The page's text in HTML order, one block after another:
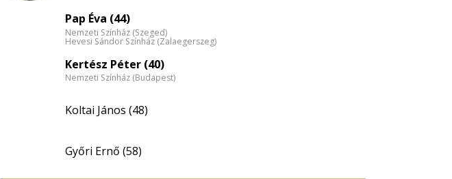
Pap Éva (44)
Nemzeti Színház (Szeged)
Hevesi Sándor Színház (Zalaegerszeg)
Kertész Péter (40)
Nemzeti Színház (Budapest)
Koltai János (48)
Győri Ernő (58)